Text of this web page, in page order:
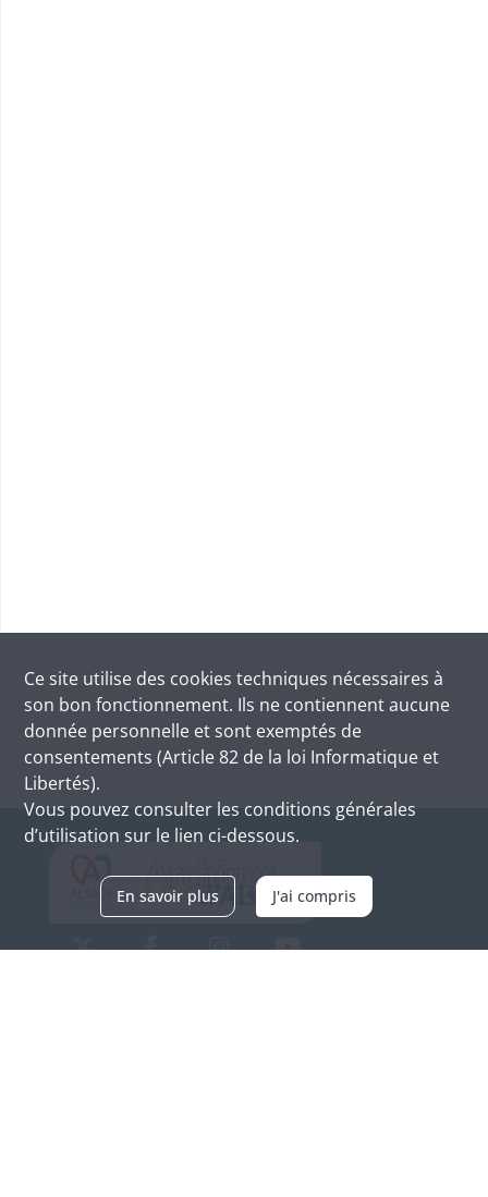
Ce site utilise des cookies techniques nécessaires à
son bon fonctionnement. Ils ne contiennent aucune
donnée personnelle et sont exemptés de
consentements (Article 82 de la loi Informatique et
Libertés).
Vous pouvez consulter les conditions générales
d’utilisation sur le lien ci-dessous.
En savoir plus J'ai compris